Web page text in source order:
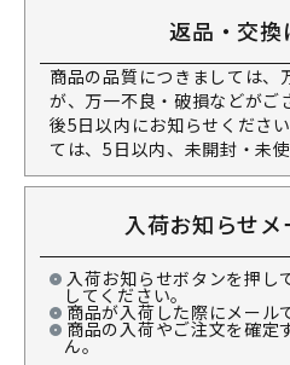
返品・交換
商品の品質につきましては、
が、万一不良・破損などがご
後5日以内にお知らせくださ
ては、5日以内、未開封・未
入荷お知らせメ
入荷お知らせボタンを押し
してください。
商品が入荷した際にメール
商品の入荷やご注文を確定
ん。